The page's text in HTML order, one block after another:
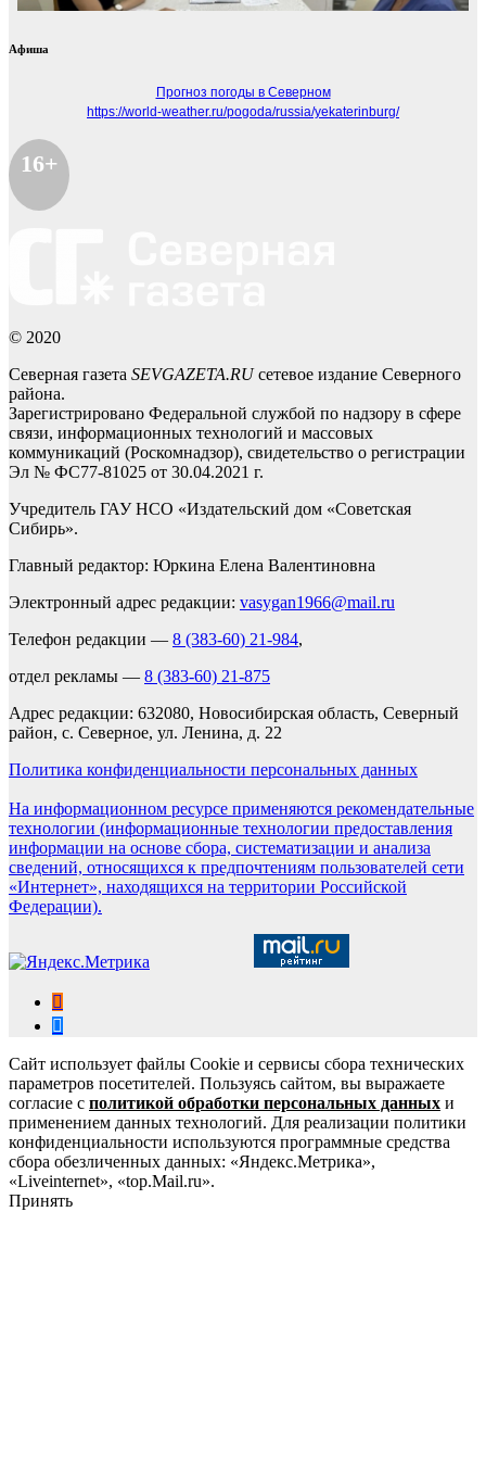
Афиша
Прогноз погоды в Северном
https://world-weather.ru/pogoda/russia/yekaterinburg/
16+
© 2020
Северная газета SEVGAZETA.RUсетевое издание Северного
района.
Зарегистрировано Федеральной службой по надзору в сфере
связи, информационных технологий и массовых
коммуникаций (Роскомнадзор), свидетельство о регистрации
Эл № ФС77-81025 от 30.04.2021 г.
Учредитель ГАУ НСО «Издательский дом «Советская
Сибирь».
Главный редактор: Юркина Елена Валентиновна
Электронный адрес редакции: vasygan1966@mail.ru
Телефон редакции — 8 (383-60) 21-984,
отдел рекламы — 8 (383-60) 21-875
Адрес редакции: 632080, Новосибирская область, Северный
район, с. Северное, ул. Ленина, д. 22
Политика конфиденциальности персональных данных
На информационном ресурсе применяются рекомендательные
технологии (информационные технологии предоставления
информации на основе сбора, систематизации и анализа
сведений, относящихся к предпочтениям пользователей сети
«Интернет», находящихся на территории Российской
Федерации).
Сайт использует файлы Cookie и сервисы сбора технических
параметров посетителей. Пользуясь сайтом, вы выражаете
согласие с политикой обработки персональных данных и
применением данных технологий. Для реализации политики
конфиденциальности используются программные средства
сбора обезличенных данных: «Яндекс.Метрика»,
«Liveinternet», «top.Mail.ru».
Принять